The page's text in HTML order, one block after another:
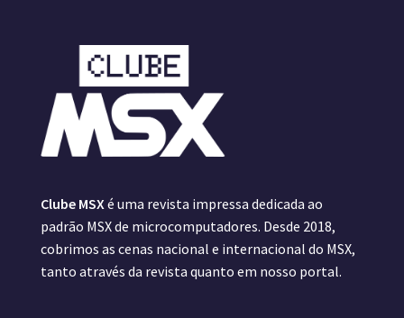
Clube MSX é uma revista impressa dedicada ao
padrão MSX de microcomputadores. Desde 2018,
cobrimos as cenas nacional e internacional do MSX,
tanto através da revista quanto em nosso portal.